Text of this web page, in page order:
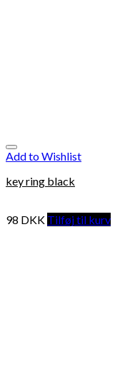
Add to Wishlist
key ring black
98 DKK Tilføj til kurv